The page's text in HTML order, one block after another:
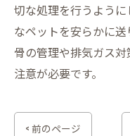
切な処理を行うよう
なペットを安らかに
骨の管理や排気ガス
注意が必要です。
< 前のページ